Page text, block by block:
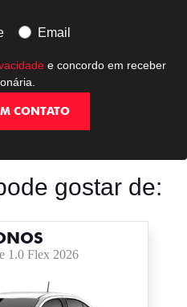
Email
e concordo em receber
CONTATO
gostar de:
1.0 Flex 2026